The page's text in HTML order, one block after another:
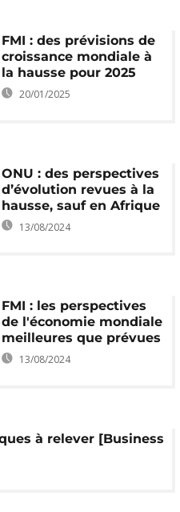
FMI : des prévisions de
croissance mondiale à
la hausse pour 2025
20/01/2025
ONU : des perspectives
d’évolution revues à la
hausse, sauf en Afrique
13/08/2024
FMI : les perspectives
de l'économie mondiale
meilleures que prévues
13/08/2024
à relever [Business